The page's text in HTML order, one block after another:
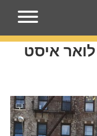
סייד
לואר איסט